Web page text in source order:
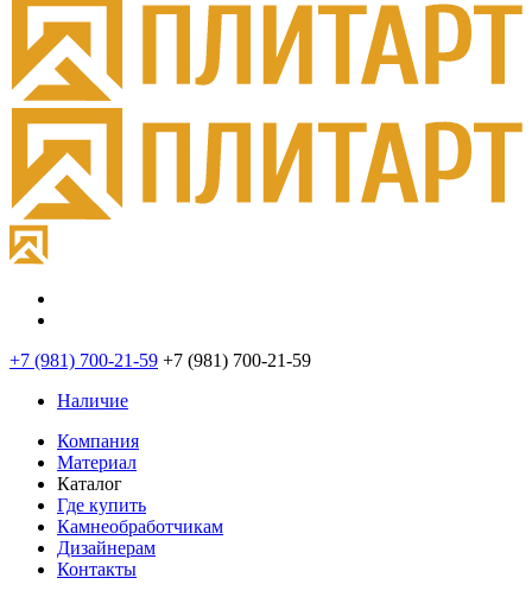
+7 (981) 700-21-59 +7 (981) 700-21-59
Наличие
Компания
Материал
Каталог
Где купить
Камнеобработчикам
Дизайнерам
Контакты